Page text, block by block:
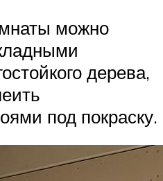
можно
дерева,
под покраску.